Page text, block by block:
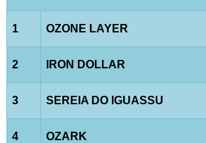
1 OZONE LAYER
2 IRON DOLLAR
3 SEREIA DO IGUASSU
4 OZARK